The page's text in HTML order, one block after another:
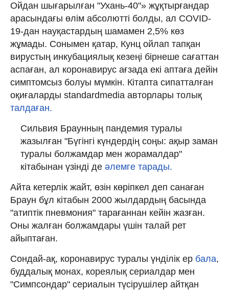
Ойдан шығарылған "Ухань-40"» жұқтырғандар
арасындағы өлім абсолютті болды, ал COVID-
19-дан науқастардың шамамен 2,5% көз
жұмады. Сонымен қатар, Кунц ойлап тапқан
вирустың инкубациялық кезеңі бірнеше сағаттан
аспаған, ал коронавирус ағзада екі аптаға дейін
симптомсыз болуы мүмкін. Кітапта сипатталған
оқиғаларды standardmedia авторлары толық
талдаған.
Сильвия Браунның пандемия туралы
жазылған "Бүгінгі күндердің соңы: ақыр заман
туралы болжамдар мен жорамалдар"
кітабынан үзінді де әлемге тарады.
Айта кетерлік жайт, өзін көріпкел деп санаған
Браун бұл кітабын 2000 жылдардың басында
"атиптік пневмония" тарағаннан кейін жазған.
Оны жалған болжамдары үшін талай рет
айыптаған.
Сондай-ақ, коронавирус туралы үнділік ер бала,
буддалық монах, кореялық сериалдар мен
"Симпсондар" сериалын түсірушілер айтқан